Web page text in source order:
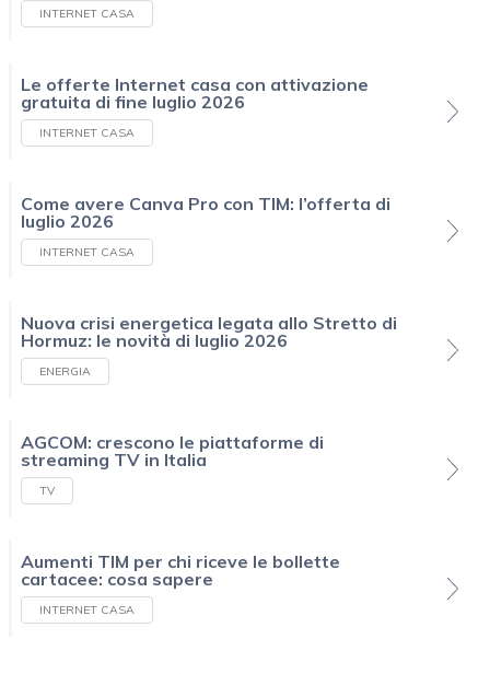
INTERNET CASA
Le offerte Internet casa con attivazione
gratuita di fine luglio 2026
INTERNET CASA
Come avere Canva Pro con TIM: l’offerta di
luglio 2026
INTERNET CASA
Nuova crisi energetica legata allo Stretto di
Hormuz: le novità di luglio 2026
ENERGIA
AGCOM: crescono le piattaforme di
streaming TV in Italia
TV
Aumenti TIM per chi riceve le bollette
cartacee: cosa sapere
INTERNET CASA